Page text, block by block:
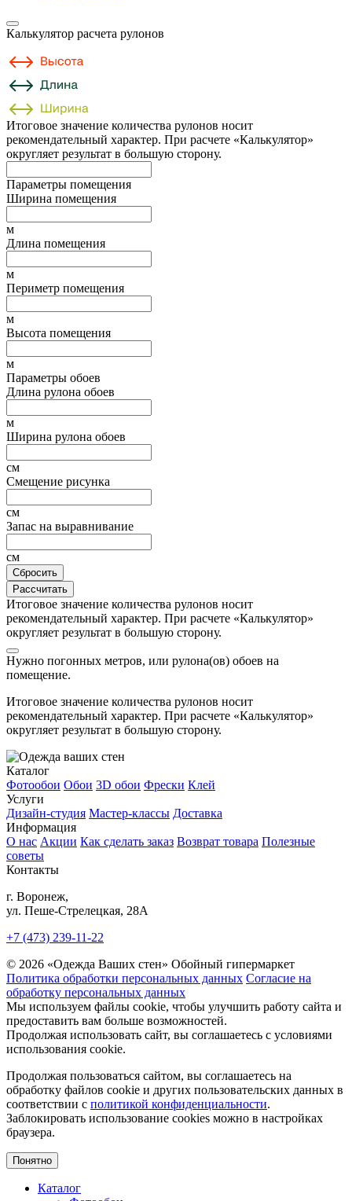
Калькулятор расчета рулонов
Итоговое значение количества рулонов носит
рекомендательный характер. При расчете «Калькулятор»
округляет результат в большую сторону.
Параметры помещения
Ширина помещения
м
Длина помещения
м
Периметр помещения
м
Высота помещения
м
Параметры обоев
Длина рулона обоев
м
Ширина рулона обоев
см
Смещение рисунка
см
Запас на выравнивание
см
Сбросить
Рассчитать
Итоговое значение количества рулонов носит
рекомендательный характер. При расчете «Калькулятор»
округляет результат в большую сторону.
Нужно погонных метров, или рулона(ов) обоев на
помещение.
Итоговое значение количества рулонов носит
рекомендательный характер. При расчете «Калькулятор»
округляет результат в большую сторону.
Каталог
Фотообои Обои 3D обои Фрески Клей
Услуги
Дизайн-студия Мастер-классы Доставка
Информация
О нас Акции Как сделать заказ Возврат товара Полезные
советы
Контакты
г. Воронеж,
ул. Пеше-Cтрелецкая, 28А
+7 (473) 239-11-22
© 2026 «Одежда Ваших стен» Обойный гипермаркет
Политика обработки персональных данных Согласие на
обработку персональных данных
Мы используем файлы cookie, чтобы улучшить работу сайта и
предоставить вам больше возможностей.
Продолжая использовать сайт, вы соглашаетесь с условиями
использования cookie.
Продолжая пользоваться сайтом, вы соглашаетесь на
обработку файлов cookie и других пользовательских данных в
соответствии с политикой конфиденциальности.
Заблокировать использование cookies можно в настройках
браузера.
Понятно
Каталог